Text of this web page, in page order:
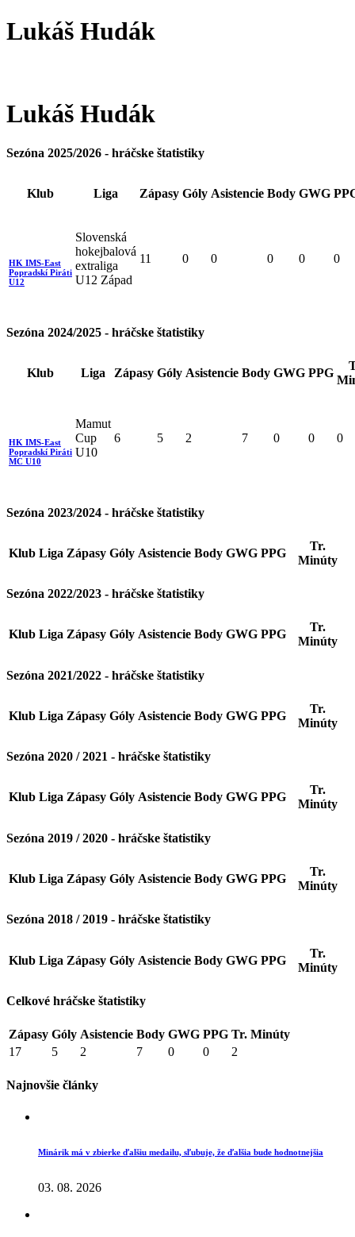
Lukáš Hudák
Lukáš Hudák
Sezóna 2025/2026 - hráčske štatistiky
Klub Liga Zápasy Góly Asistencie Body GWG
HK IMS-East
Popradskí Piráti
U12
Slovenská
hokejbalová
extraliga
U12 Západ
11 0 0 0 0 0
Sezóna 2024/2025 - hráčske štatistiky
Klub Liga Zápasy Góly Asistencie Body GWG PPG
HK IMS-East
Popradskí Piráti
MC U10
Mamut
Cup
U10
6 5 2 7 0 0 0
Sezóna 2023/2024 - hráčske štatistiky
Klub Liga Zápasy Góly Asistencie Body GWG PPG
Tr.
Minúty
Sezóna 2022/2023 - hráčske štatistiky
Klub Liga Zápasy Góly Asistencie Body GWG PPG
Tr.
Minúty
Sezóna 2021/2022 - hráčske štatistiky
Klub Liga Zápasy Góly Asistencie Body GWG PPG
Tr.
Minúty
Sezóna 2020 / 2021 - hráčske štatistiky
Klub Liga Zápasy Góly Asistencie Body GWG PPG
Tr.
Minúty
Sezóna 2019 / 2020 - hráčske štatistiky
Klub Liga Zápasy Góly Asistencie Body GWG PPG
Tr.
Minúty
Sezóna 2018 / 2019 - hráčske štatistiky
Klub Liga Zápasy Góly Asistencie Body GWG PPG
Tr.
Minúty
Celkové hráčske štatistiky
Zápasy Góly Asistencie Body GWG PPG Tr. Minúty
17
5 2 7 0 0 2
Najnovšie články
Minárik má v zbierke ďalšiu medailu, sľubuje, že ďalšia bude hodnotnejšia
03. 08. 2026